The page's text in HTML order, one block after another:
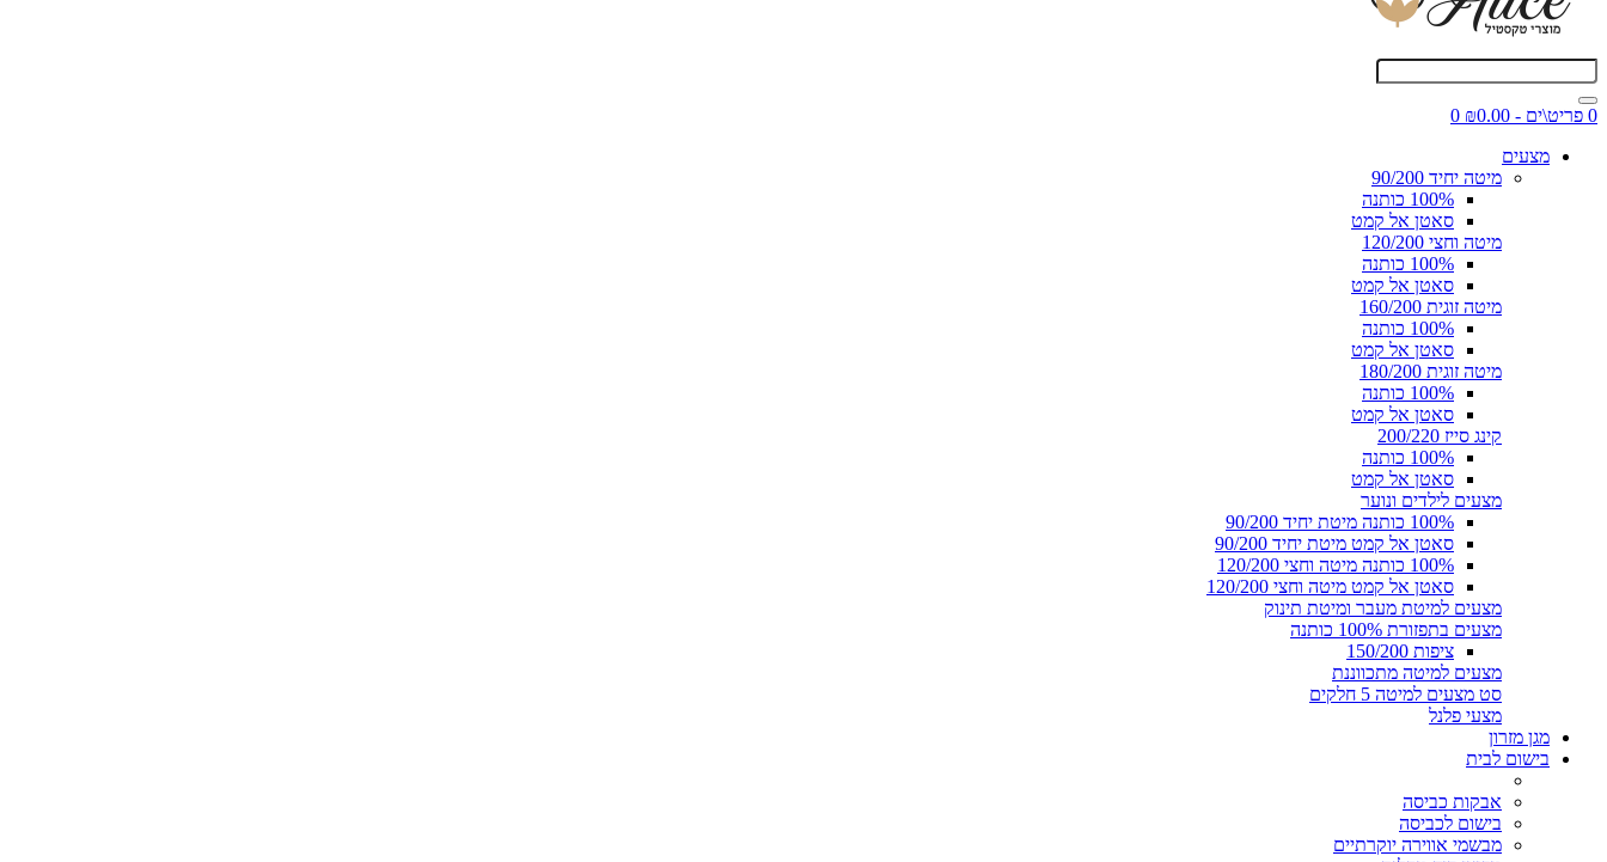
0 פריט\ים - ₪0.00
0
מצעים
מיטה יחיד 90/200
100% כותנה
סאטן אל קמט
מיטה וחצי 120/200
100% כותנה
סאטן אל קמט
מיטה זוגית 160/200
100% כותנה
סאטן אל קמט
מיטה זוגית 180/200
100% כותנה
סאטן אל קמט
קינג סייז 200/220
100% כותנה
סאטן אל קמט
מצעים לילדים ונוער
100% כותנה מיטת יחיד 90/200
סאטן אל קמט מיטת יחיד 90/200
100% כותנה מיטה וחצי 120/200
סאטן אל קמט מיטה וחצי 120/200
מצעים למיטת מעבר ומיטת תינוק
מצעים בתפזורת 100% כותנה
ציפות 150/200
מצעים למיטה מתכווננת
סט מצעים למיטה 5 חלקים
מצעי פלנל
מגן מזרון
בישום לבית
אבקות כביסה
בישום לכביסה
מבשמי אווירה יוקרתיים